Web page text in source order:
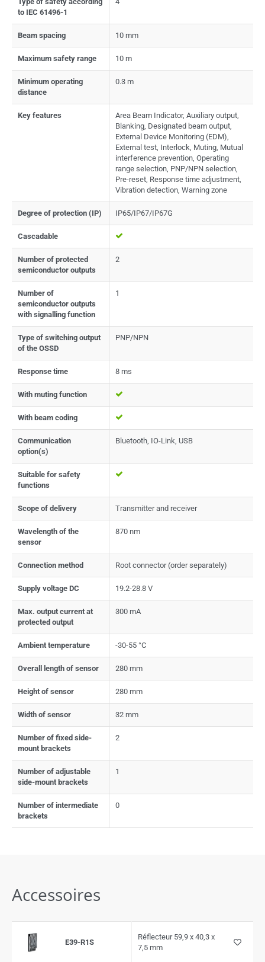
to IEC 61496-1
Beam spacing 10 mm
Maximum safety range 10 m
Minimum operating
distance
0.3 m
Key features
Area Beam Indicator, Auxiliary output,
Blanking, Designated beam output,
External Device Monitoring (EDM),
External test, Interlock, Muting, Mutual
interference prevention, Operating
range selection, PNP/NPN selection,
Pre-reset, Response time adjustment,
Vibration detection, Warning zone
Degree of protection (IP) IP65/IP67/IP67G
Cascadable
Number of protected
semiconductor outputs
2
Number of
semiconductor outputs
with signalling function
1
Type of switching output
of the OSSD
PNP/NPN
Response time 8 ms
With muting function
With beam coding
Communication
option(s)
Bluetooth, IO-Link, USB
Suitable for safety
functions
Scope of delivery Transmitter and receiver
Wavelength of the
sensor
870 nm
Connection method Root connector (order separately)
Supply voltage DC 19.2-28.8 V
Max. output current at
protected output
300 mA
Ambient temperature -30-55 °C
Overall length of sensor 280 mm
Height of sensor 280 mm
Width of sensor 32 mm
Number of fixed side-
mount brackets
2
Number of adjustable
side-mount brackets
1
Number of intermediate
brackets
0
Accessoires
E39-R1S
Réflecteur 59,9 x 40,3 x
7,5 mm